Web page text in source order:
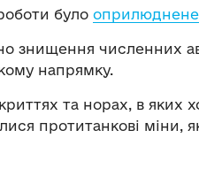
було оприлюднене
знищення численних
напрямку.
та норах, в яких
протитанкові міни,